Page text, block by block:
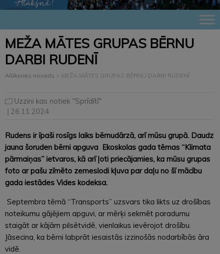
MEŽA MĀTES GRUPAS BĒRNU
DARBI RUDENĪ
Alūksnes novads > MEŽA MĀTES GRUPAS BĒRNU DARBI RUDENĪ
Uzzini kas notiek "Sprīdītī"
| 26.11.2024
Rudens ir īpaši rosīgs laiks bērnudārzā, arī mūsu grupā. Daudz
jauna šoruden bērni apguva Ekoskolas gada tēmas “Klimata
pārmaiņas” ietvaros, kā arī ļoti priecājamies, ka mūsu grupas
foto ar pašu zīmēto zemeslodi kļuva par daļu no šī mācību
gada iestādes Vides kodeksa.
Septembra tēmā “Transports” uzsvars tika likts uz drošības
noteikumu gājējiem apguvi, ar mērķi sekmēt paradumu
staigāt ar kājām pilsētvidē, vienlaikus ievērojot drošību.
Jāsecina, ka bērni labprāt iesaistās izzinošās nodarbībās āra
vidē.